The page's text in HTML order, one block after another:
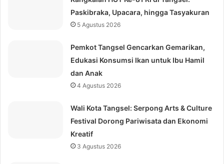
Paskibraka, Upacara, hingga Tasyakuran
5 Agustus 2026
Pemkot Tangsel Gencarkan Gemarikan,
Edukasi Konsumsi Ikan untuk Ibu Hamil
dan Anak
4 Agustus 2026
Wali Kota Tangsel: Serpong Arts & Culture
Festival Dorong Pariwisata dan Ekonomi
Kreatif
3 Agustus 2026